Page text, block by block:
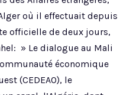
où il effectuait depuis
officielle de deux jours,
» Le dialogue au Mali
économique
(CEDEAO), le